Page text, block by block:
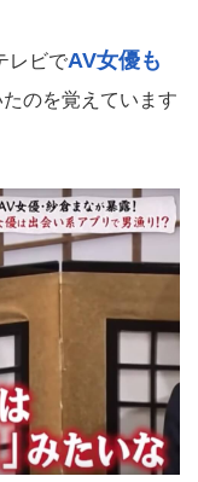
レビでAV女優も
のを覚えています